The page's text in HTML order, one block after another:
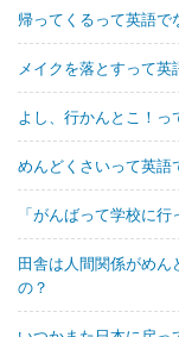
帰ってくるって英語で
メイクを落とすって英
よし、行かんとこ！っ
めんどくさいって英語
「がんばって学校に
田舎は人間関係がめん
の？